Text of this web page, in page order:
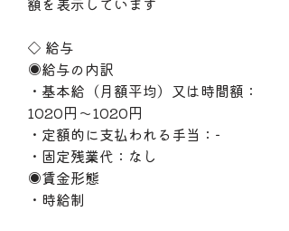
◇ 給与
◉給与の内訳
・基本給（月額平均）又は時間額：
1020円〜1020円
・定額的に支払われる手当：−
・固定残業代：なし
◉賃金形態
・時給制